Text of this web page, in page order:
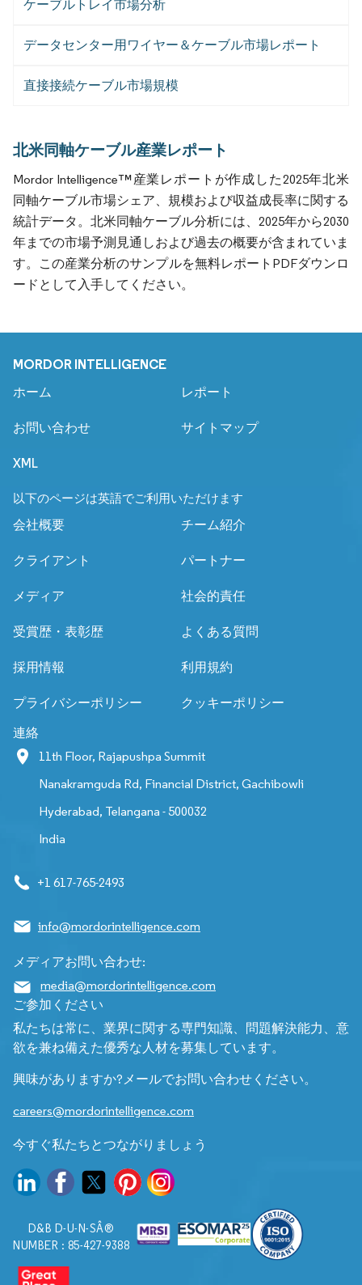
ケーブルトレイ市場分析
データセンター用ワイヤー＆ケーブル市場レポート
直接接続ケーブル市場規模
北米同軸ケーブル産業レポート
Mordor Intelligence™産業レポートが作成した2025年北米
同軸ケーブル市場シェア、規模および収益成長率に関する
統計データ。北米同軸ケーブル分析には、2025年から2030
年までの市場予測見通しおよび過去の概要が含まれていま
す。この産業分析のサンプルを無料レポートPDFダウンロ
ードとして入手してください。
MORDOR INTELLIGENCE
ホーム レポート
お問い合わせ サイトマップ
XML
以下のページは英語でご利用いただけます
会社概要
チーム紹介
クライアント パートナー
メディア 社会的責任
受賞歴・表彰歴 よくある質問
採用情報 利用規約
プライバシーポリシー クッキーポリシー
連絡
11th Floor, Rajapushpa Summit
Nanakramguda Rd, Financial District, Gachibowli
Hyderabad, Telangana - 500032
India
+1 617-765-2493
info@mordorintelligence.com
メディアお問い合わせ:
media@mordorintelligence.com
ご参加ください
私たちは常に、業界に関する専門知識、問題解決能力、意
欲を兼ね備えた優秀な人材を募集しています。
興味がありますか?メールでお問い合わせください。
careers@mordorintelligence.com
今すぐ私たちとつながりましょう
D&B D-U-N-SÂ®
NUMBER : 85-427-9388